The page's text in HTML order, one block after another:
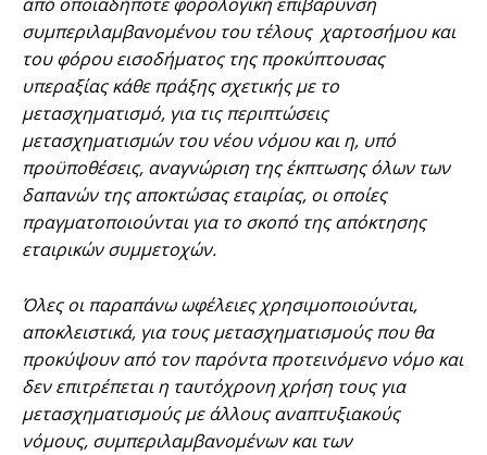
συμπεριλαμβανομένου του τέλους χαρτοσήμου και
του φόρου εισοδήματος της προκύπτουσας
υπεραξίας κάθε πράξης σχετικής με το
μετασχηματισμό, για τις περιπτώσεις
μετασχηματισμών του νέου νόμου και η, υπό
προϋποθέσεις, αναγνώριση της έκπτωσης όλων των
δαπανών της αποκτώσας εταιρίας, οι οποίες
πραγματοποιούνται για το σκοπό της απόκτησης
εταιρικών συμμετοχών.
Όλες οι παραπάνω ωφέλειες χρησιμοποιούνται,
αποκλειστικά, για τους μετασχηματισμούς που θα
προκύψουν από τον παρόντα προτεινόμενο νόμο και
δεν επιτρέπεται η ταυτόχρονη χρήση τους για
μετασχηματισμούς με άλλους αναπτυξιακούς
νόμους, συμπεριλαμβανομένων και των